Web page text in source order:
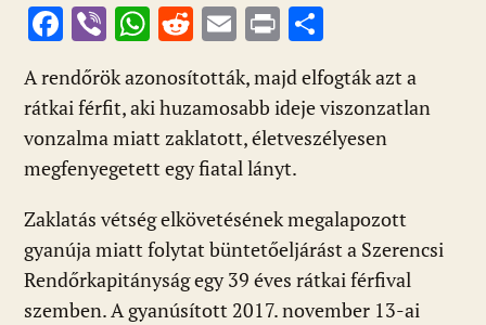
F
ac
e
b
o
k
Vi
b
er
W
at
s
A
p
R
d
di
t
E
m
ai
l
Pr
in
t
ss
za
m
e
A rendőrök azonosították, majd elfogták azt a
rátkai férfit, aki huzamosabb ideje viszonzatlan
vonzalma miatt zaklatott, életveszélyesen
megfenyegetett egy fiatal lányt.
Zaklatás vétség elkövetésének megalapozott
gyanúja miatt folytat büntetőeljárást a Szerencsi
Rendőrkapitányság egy 39 éves rátkai férfival
szemben. A gyanúsított 2017. november 13-ai